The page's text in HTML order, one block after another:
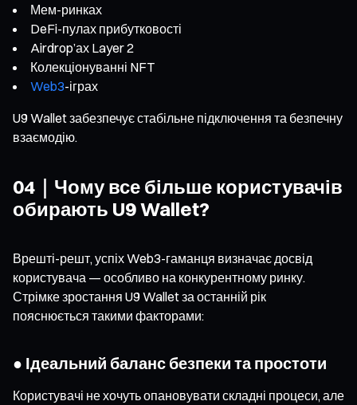
Мем-ринках
DeFi-пулах прибутковості
Airdrop’ах Layer 2
Колекціонуванні NFT
Web3-іграх
U9 Wallet забезпечує стабільне підключення та безпечну
взаємодію.
04｜Чому все більше користувачів
обирають U9 Wallet?
Врешті-решт, успіх Web3-гаманця визначає досвід
користувача — особливо на конкурентному ринку.
Стрімке зростання U9 Wallet за останній рік
пояснюється такими факторами:
● Ідеальний баланс безпеки та простоти
Користувачі не хочуть опановувати складні процеси, але